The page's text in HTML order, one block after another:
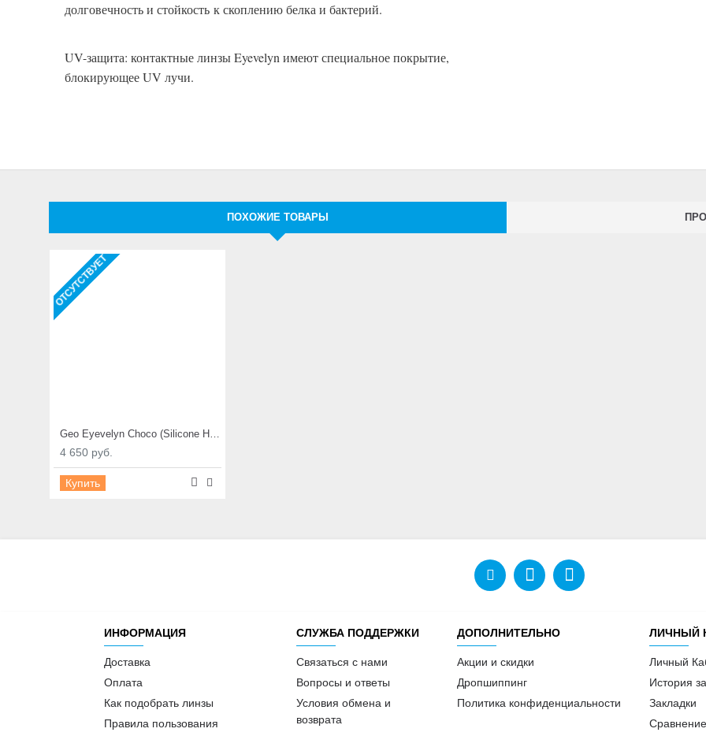
долговечность и стойкость к скоплению белка и бактерий.
UV-защита: контактные линзы Eyevelyn имеют специальное покрытие,
блокирующее UV лучи.
ПОХОЖИЕ ТОВАРЫ
ОТСУТСТВУЕТ
Geo Eyevelyn Choco (Silicone Hydrogel)
4 650 руб.
Купить
ИНФОРМАЦИЯ
Доставка
Оплата
Как подобрать линзы
Правила пользования
СЛУЖБА ПОДДЕРЖКИ
Связаться с нами
Вопросы и ответы
Условия обмена и
возврата
ДОПОЛНИТЕЛЬНО
Акции и скидки
Дропшиппинг
Политика конфиденциальности
ЛИЧНЫЙ
Личный
История
Закладки